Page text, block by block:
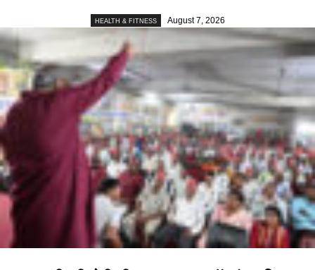
HEALTH & FITNESS August 7, 2026